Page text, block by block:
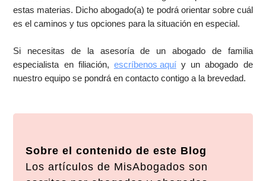
estas materias. Dicho abogado(a) te podrá orientar sobre cuál
es el caminos y tus opciones para la situación en especial.
Si necesitas de la asesoría de un abogado de familia
especialista en filiación, escríbenos aquíy un abogado de
nuestro equipo se pondrá en contacto contigo a la brevedad.
Sobre el contenido de este Blog
Los artículos de MisAbogados son